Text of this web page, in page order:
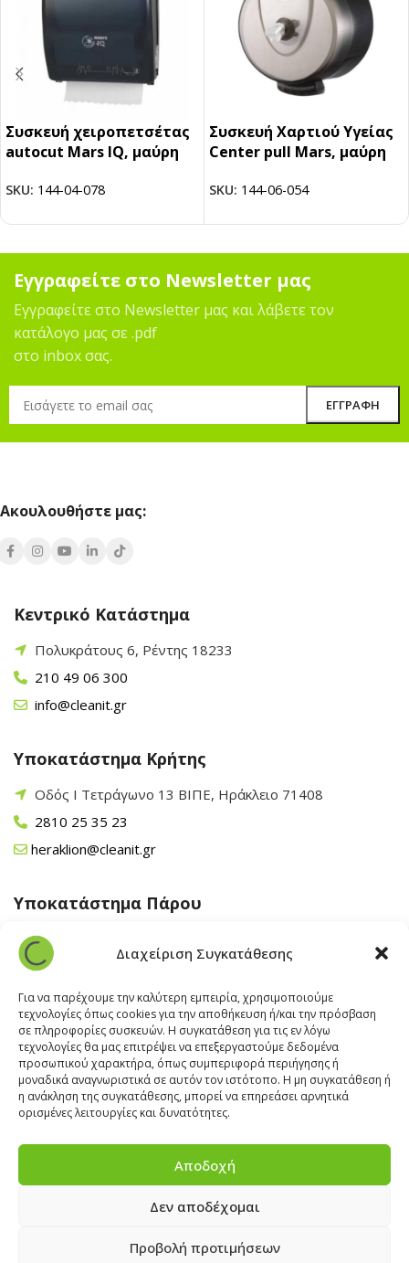
Διαχείριση Συγκατάθεσης
Για να παρέχουμε την καλύτερη εμπειρία, χρησιμοποιούμε
τεχνολογίες όπως cookies για την αποθήκευση ή/και την πρόσβαση
σε πληροφορίες συσκευών. Η συγκατάθεση για τις εν λόγω
τεχνολογίες θα μας επιτρέψει να επεξεργαστούμε δεδομένα
προσωπικού χαρακτήρα, όπως συμπεριφορά περιήγησης ή
μοναδικά αναγνωριστικά σε αυτόν τον ιστότοπο. Η μη συγκατάθεση ή
η ανάκληση της συγκατάθεσης, μπορεί να επηρεάσει αρνητικά
ορισμένες λειτουργίες και δυνατότητες.
Αποδοχή
Δεν αποδέχομαι
Προβολή προτιμήσεων
Συσκευή χειροπετσέτας
autocut Mars IQ, μαύρη
SKU: 144-04-078
Συσκευή Xαρτιού Yγείας
Center pull Mars, μαύρη
SKU: 144-06-054
Εγγραφείτε στο Newsletter μας
Εγγραφείτε στο Newsletter μας και λάβετε τον
κατάλογο μας σε .pdf
στο inbox σας.
Ακουλουθήστε μας:
Κεντρικό Κατάστημα
Πολυκράτους 6, Ρέντης 18233
210 49 06 300
info@cleanit.gr
Υποκατάστημα Κρήτης
Οδός Ι Τετράγωνο 13 ΒΙΠΕ, Ηράκλειο 71408
2810 25 35 23
heraklion@cleanit.gr
Υποκατάστημα Πάρου
Άγιος Βλάσης Αρχίλοχος, Πάρος 84400
22840 43 163
paros@cleanit.gr
Υποκατάστημα Σαντορίνης
Έξω Γωνία, Σαντορίνη847 00
22860 22322
CORNER|ΕΠΙΚΟΙΝΩΝΙΑ